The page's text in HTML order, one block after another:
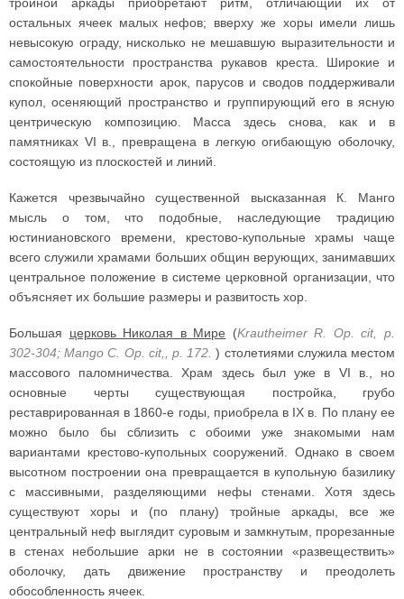
остальных ячеек малых нефов; вверху же хоры имели лишь
невысокую ограду, нисколько не мешавшую выразительности и
самостоятельности пространства рукавов креста. Широкие и
спокойные поверхности арок, парусов и сводов поддерживали
купол, осеняющий пространство и группирующий его в ясную
центрическую композицию. Масса здесь снова, как и в
памятниках VI в., превращена в легкую огибающую оболочку,
состоящую из плоскостей и линий.
Кажется чрезвычайно существенной высказанная К. Манго
мысль о том, что подобные, наследующие традицию
юстиниановского времени, крестово-купольные храмы чаще
всего служили храмами больших общин верующих, занимавших
центральное положение в системе церковной организации, что
объясняет их большие размеры и развитость хор.
Большая церковь Николая в Мире (Krautheimer R. Op. cit, p.
302-304; Mango С. Op. cit,, p. 172. ) столетиями служила местом
массового паломничества. Храм здесь был уже в VI в., но
основные черты существующая постройка, грубо
реставрированная в 1860-е годы, приобрела в IX в. По плану ее
можно было бы сблизить с обоими уже знакомыми нам
вариантами крестово-купольных сооружений. Однако в своем
высотном построении она превращается в купольную базилику
с массивными, разделяющими нефы стенами. Хотя здесь
существуют хоры и (по плану) тройные аркады, все же
центральный неф выглядит суровым и замкнутым, прорезанные
в стенах небольшие арки не в состоянии «развеществить»
оболочку, дать движение пространству и преодолеть
обособленность ячеек.